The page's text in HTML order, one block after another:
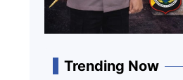
Trending Now